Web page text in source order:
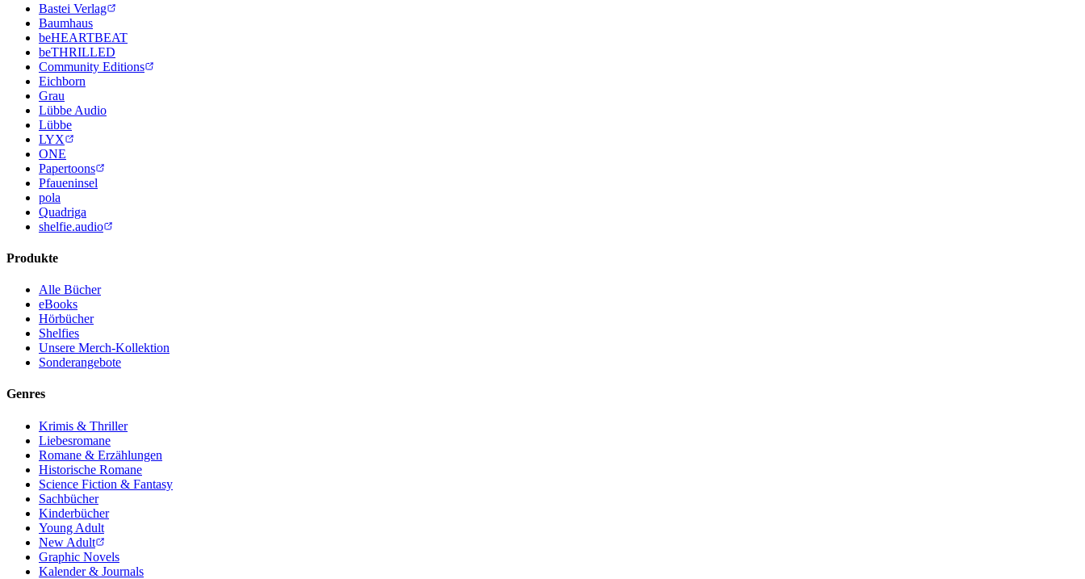
Bastei Verlag
Baumhaus
beHEARTBEAT
beTHRILLED
Community Editions
Eichborn
Grau
Lübbe Audio
Lübbe
LYX
ONE
Papertoons
Pfaueninsel
pola
Quadriga
shelfie.audio
Produkte
Alle Bücher
eBooks
Hörbücher
Shelfies
Unsere Merch-Kollektion
Sonderangebote
Genres
Krimis & Thriller
Liebesromane
Romane & Erzählungen
Historische Romane
Science Fiction & Fantasy
Sachbücher
Kinderbücher
Young Adult
New Adult
Graphic Novels
Kalender & Journals